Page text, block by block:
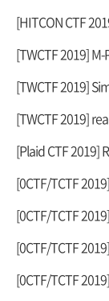
[HITCON CTF
[TWCTF 2019]
[TWCTF 2019]
[TWCTF 2019]
[Plaid CTF 2019]
[0CTF/TCTF
[0CTF/TCTF
[0CTF/TCTF
[0CTF/TCTF